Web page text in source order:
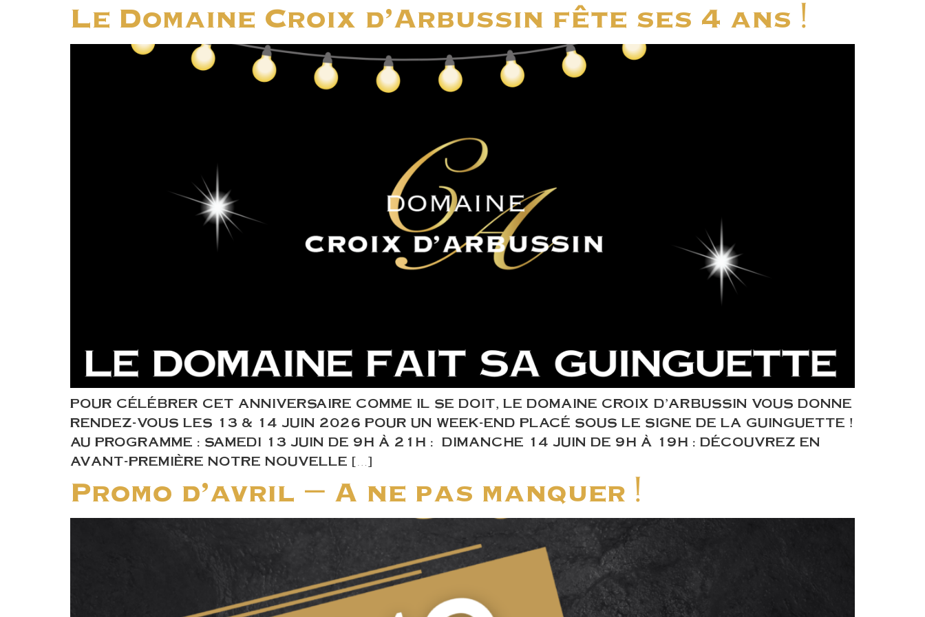
Le Domaine Croix d’Arbussin fête ses 4 ans !
POUR CÉLÉBRER CET ANNIVERSAIRE COMME IL SE DOIT, LE DOMAINE CROIX D’ARBUSSIN VOUS DONNE
RENDEZ-VOUS LES 13 & 14 JUIN 2026 POUR UN WEEK-END PLACÉ SOUS LE SIGNE DE LA GUINGUETTE !
AU PROGRAMME : SAMEDI 13 JUIN DE 9H À 21H : DIMANCHE 14 JUIN DE 9H À 19H : DÉCOUVREZ EN
AVANT-PREMIÈRE NOTRE NOUVELLE […]
Promo d’avril – A ne pas manquer !